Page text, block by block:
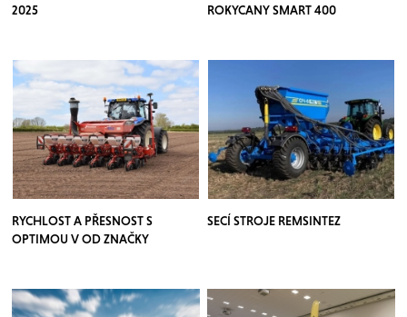
2025
ROKYCANY SMART 400
RYCHLOST A PŘESNOST S
OPTIMOU V OD ZNAČKY
SECÍ STROJE REMSINTEZ